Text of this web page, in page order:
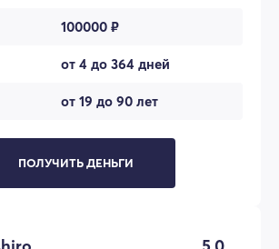
100000 ₽
от 4 до 364 дней
от 19 до 90 лет
ПОЛУЧИТЬ ДЕНЬГИ